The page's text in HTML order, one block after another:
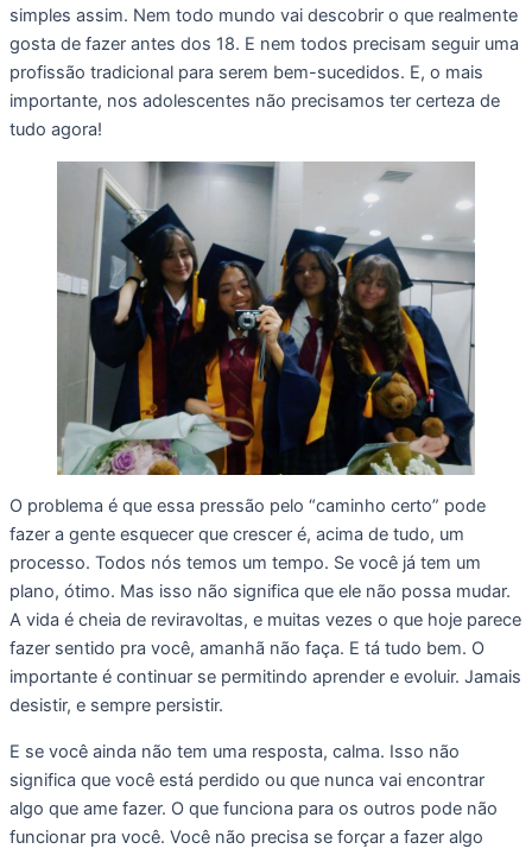
simples assim. Nem todo mundo vai descobrir o que realmente
gosta de fazer antes dos 18. E nem todos precisam seguir uma
profissão tradicional para serem bem-sucedidos. E, o mais
importante, nos adolescentes não precisamos ter certeza de
tudo agora!
O problema é que essa pressão pelo “caminho certo” pode
fazer a gente esquecer que crescer é, acima de tudo, um
processo. Todos nós temos um tempo. Se você já tem um
plano, ótimo. Mas isso não significa que ele não possa mudar.
A vida é cheia de reviravoltas, e muitas vezes o que hoje parece
fazer sentido pra você, amanhã não faça. E tá tudo bem. O
importante é continuar se permitindo aprender e evoluir. Jamais
desistir, e sempre persistir.
E se você ainda não tem uma resposta, calma. Isso não
significa que você está perdido ou que nunca vai encontrar
algo que ame fazer. O que funciona para os outros pode não
funcionar pra você. Você não precisa se forçar a fazer algo